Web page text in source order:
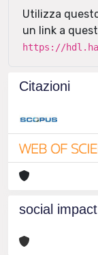
Utilizza
un link a
https://
Citazioni
social impact